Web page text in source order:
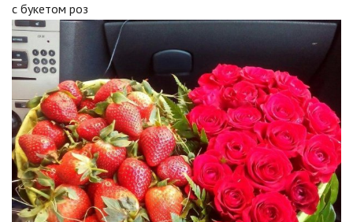
с букетом роз